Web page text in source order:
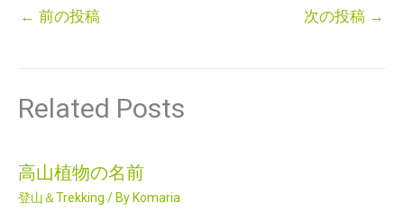
← 前の投稿 次の投稿 →
Related Posts
高山植物の名前
登山＆Trekking / By Komaria